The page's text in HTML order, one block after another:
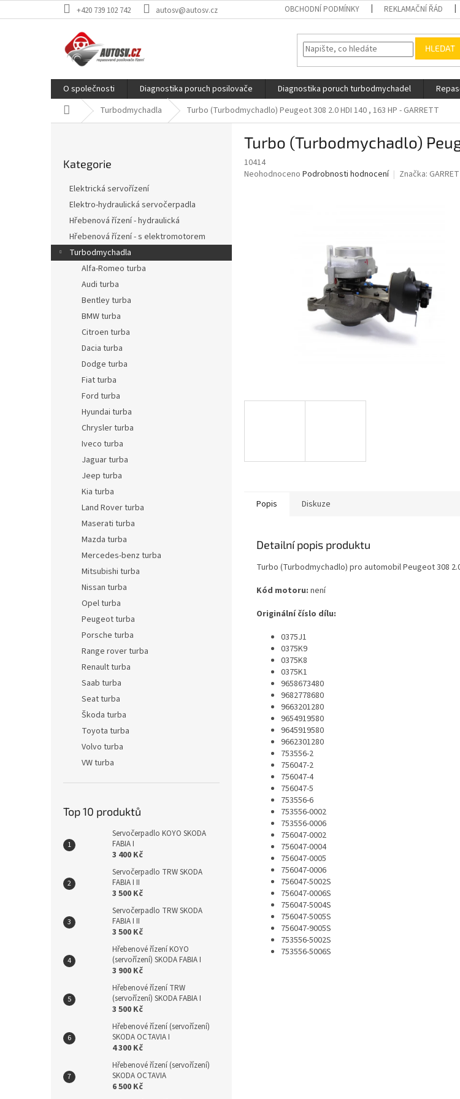
na
+420 739 102 742 autosv@autosv.cz OBCHODNÍ PODMÍNKY REKLAMAČNÍ ŘÁD
HLEDAT
O společnosti Diagnostika poruch posilovače Diagnostika poruch turbodmychadel
Domů Turbodmychadla Turbo (Turbodmychadlo) Peugeot 308 2.0 HDI 140 , 163 HP - GARRETT
a
kategorie
Kategorie
Elektrická servořízení
Elektro-hydraulická servočerpadla
Hřebenová řízení - hydraulická
Hřebenová řízení - s elektromotorem
Turbodmychadla
Alfa-Romeo turba
Audi turba
Bentley turba
BMW turba
Citroen turba
Dacia turba
Dodge turba
Fiat turba
Ford turba
Hyundai turba
Chrysler turba
Iveco turba
Jaguar turba
Jeep turba
Kia turba
Land Rover turba
Maserati turba
Mazda turba
Mercedes-benz turba
Mitsubishi turba
Nissan turba
Opel turba
Peugeot turba
Porsche turba
Range rover turba
Renault turba
Saab turba
Seat turba
Škoda turba
Toyota turba
Volvo turba
VW turba
Top 10 produktů
Servočerpadlo KOYO SKODA
FABIA I
3 400 Kč
Servočerpadlo TRW SKODA
FABIA I II
3 500 Kč
Servočerpadlo TRW SKODA
FABIA I II
3 500 Kč
Hřebenové řízení KOYO
(servořízení) SKODA FABIA I
3 900 Kč
Hřebenové řízení TRW
(servořízení) SKODA FABIA I
3 500 Kč
Hřebenové řízení (servořízení)
SKODA OCTAVIA I
4 300 Kč
Hřebenové řízení (servořízení)
SKODA OCTAVIA
6 500 Kč
Turbo (Turbodmychadlo)
10414
Průměrné
Neohodnoceno Podrobnosti hodnocení Značka:
Popis Diskuze
Detailní popis produktu
Turbo (Turbodmychadlo) pro automobil Peugeot 308 2.0
Kód motoru: není
Originální číslo dílu:
0375J1
0375K9
0375K8
0375K1
9658673480
9682778680
9663201280
9654919580
9645919580
9662301280
753556-2
756047-2
756047-4
756047-5
753556-6
753556-0002
753556-0006
756047-0002
756047-0004
756047-0005
756047-0006
756047-5002S
756047-0006S
756047-5004S
756047-5005S
756047-9005S
753556-5002S
753556-5006S